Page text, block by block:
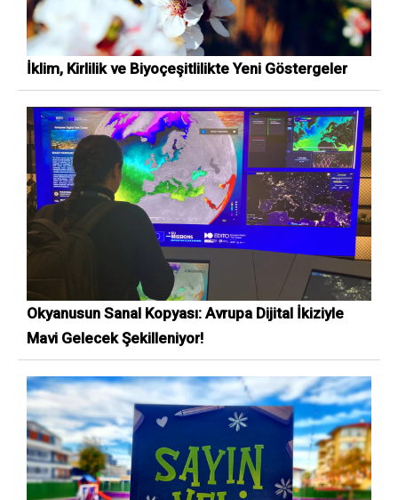
İklim, Kirlilik ve Biyoçeşitlilikte Yeni Göstergeler
Okyanusun Sanal Kopyası: Avrupa Dijital İkiziyle
Mavi Gelecek Şekilleniyor!